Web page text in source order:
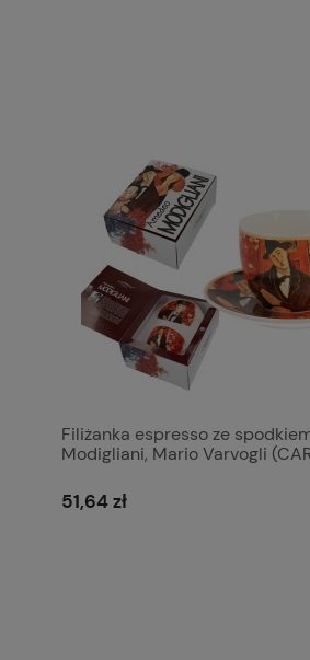
Filiżanka espresso ze
Modigliani, Mario Varvogli
51,64 zł